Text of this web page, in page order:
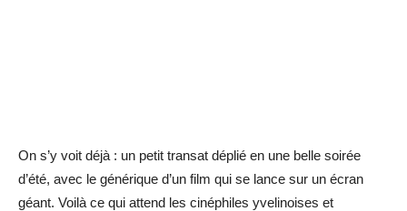
On s’y voit déjà : un petit transat déplié en une belle soirée
d’été, avec le générique d’un film qui se lance sur un écran
géant. Voilà ce qui attend les cinéphiles yvelinoises et